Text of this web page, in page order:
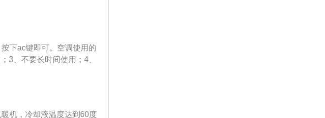
系统按下AUTO键，启动
下ac键即可。空调使用的
3、不要长时间使用；4、
、利用制冷剂的不断变换
热量，作为取暖的热源
制暖的效果；4、除去汽
机，冷却液温度达到60度